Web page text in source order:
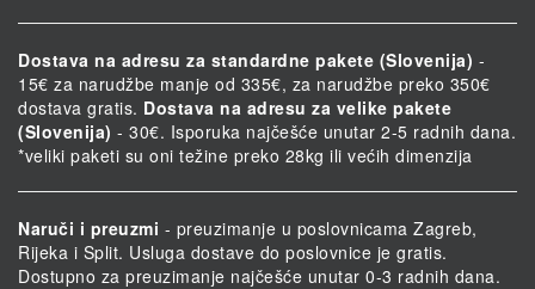
Dostava na adresu za standardne pakete (Slovenija) -
15€ za narudžbe manje od 335€, za narudžbe preko 350€
dostava gratis. Dostava na adresu za velike pakete
(Slovenija) - 30€. Isporuka najčešće unutar 2-5 radnih dana.
*veliki paketi su oni težine preko 28kg ili većih dimenzija
Naruči i preuzmi - preuzimanje u poslovnicama Zagreb,
Rijeka i Split. Usluga dostave do poslovnice je gratis.
Dostupno za preuzimanje najčešće unutar 0-3 radnih dana.